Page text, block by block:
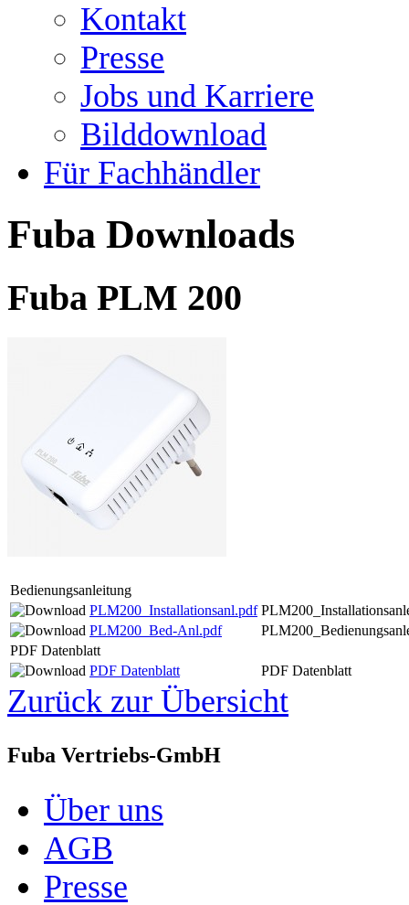
Kontakt
Presse
Jobs und Karriere
Bilddownload
Für Fachhändler
Fuba Downloads
Fuba PLM 200
Bedienungsanleitung
PLM200_Installationsanl.pdf
PLM200_Bed-Anl.pdf
PDF Datenblatt
PDF Datenblatt
PDF Datenblatt
Zurück zur Übersicht
Fuba Vertriebs-GmbH
Über uns
AGB
Presse